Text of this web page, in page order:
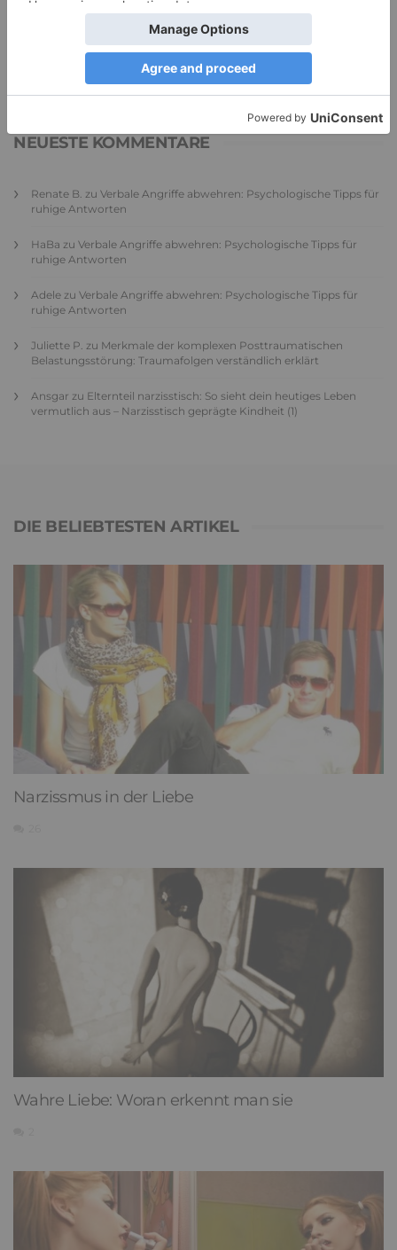
PDA Autismus: Merkmale und Umgang mit
PANDA-Kindern – Kinder mit starkem
Autonomiebedürfnis (1)
NEUESTE KOMMENTARE
Renate B. zu Verbale Angriffe abwehren: Psychologische Tipps für
ruhige Antworten
HaBa zu Verbale Angriffe abwehren: Psychologische Tipps für
ruhige Antworten
Adele zu Verbale Angriffe abwehren: Psychologische Tipps für
ruhige Antworten
Juliette P. zu Merkmale der komplexen Posttraumatischen
Belastungsstörung: Traumafolgen verständlich erklärt
Ansgar zu Elternteil narzisstisch: So sieht dein heutiges Leben
vermutlich aus – Narzisstisch geprägte Kindheit (1)
DIE BELIEBTESTEN ARTIKEL
Narzissmus in der Liebe
Wahre Liebe: Woran erkennt man sie